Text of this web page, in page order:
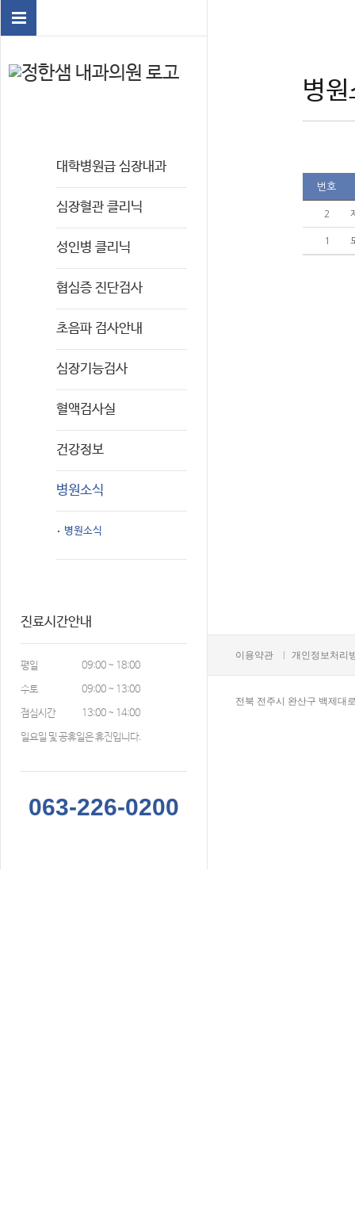
대학병원급 심장내과
심장혈관 클리닉
성인병 클리닉
협심증 진단검사
초음파 검사안내
심장기능검사
혈액검사실
건강정보
병원소식
병원소식
진료시간안내
평일
09:00 ~ 18:00
수토
09:00 ~ 13:00
점심시간
13:00 ~ 14:00
일요일 및 공휴일은 휴진입니다.
063-226-0200
병
번호
2
1
이용약관 개인정보처리
전북 전주시 완산구 백제대